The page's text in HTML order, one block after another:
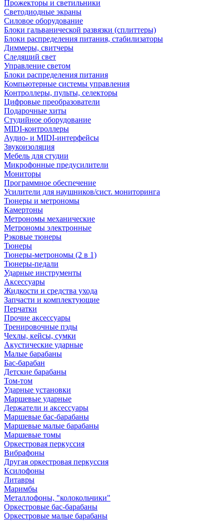
Прожекторы и светильники
Светодиодные экраны
Силовое оборудование
Блоки гальванической развязки (сплиттеры)
Блоки распределения питания, стабилизаторы
Диммеры, свитчеры
Следящий свет
Управление светом
Блоки распределения питания
Компьютерные системы управления
Контроллеры, пульты, селекторы
Цифровые преобразователи
Подарочные хиты
Студийное оборудование
MIDI-контроллеры
Аудио- и MIDI-интерфейсы
Звукоизоляция
Мебель для студии
Микрофонные предусилители
Мониторы
Программное обеспечение
Усилители для наушников/сист. мониторинга
Тюнеры и метрономы
Камертоны
Метрономы механические
Метрономы электронные
Рэковые тюнеры
Тюнеры
Тюнеры-метрономы (2 в 1)
Тюнеры-педали
Ударные инструменты
Аксессуары
Жидкости и средства ухода
Запчасти и комплектующие
Перчатки
Прочие аксессуары
Тренировочные пэды
Чехлы, кейсы, сумки
Акустические ударные
Mалые барабаны
Бас-барабан
Детские барабаны
Том-том
Ударные установки
Маршевые ударные
Держатели и аксессуары
Маршевые бас-барабаны
Маршевые малые барабаны
Маршевые томы
Оркестровая перкуссия
Вибрафоны
Другая оркестровая перкуссия
Ксилофоны
Литавры
Маримбы
Металлофоны, "колокольчики"
Оркестровые бас-барабаны
Оркестровые малые барабаны